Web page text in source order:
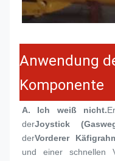
Anwendung
Komponente
A. Ich weiß nicht.
derJoystick
derVorderer
und einer schnellen